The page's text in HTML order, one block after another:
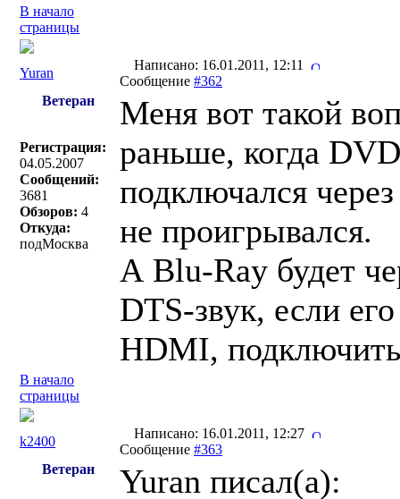
В начало
страницы
Yuran
Написано: 16.01.2011, 12:11
Сообщение #362
Ветеран
Регистрация:
04.05.2007
Сообщений:
3681
Обзоров: 4
Откуда:
подМосква
Меня вот такой
раньше, когда
подключался
не проигрывался.
А Blu-Ray будет
DTS-звук, если
HDMI,
В начало
страницы
k2400
Написано: 16.01.2011, 12:27
Сообщение #363
Ветеран
Yuran писал(a):